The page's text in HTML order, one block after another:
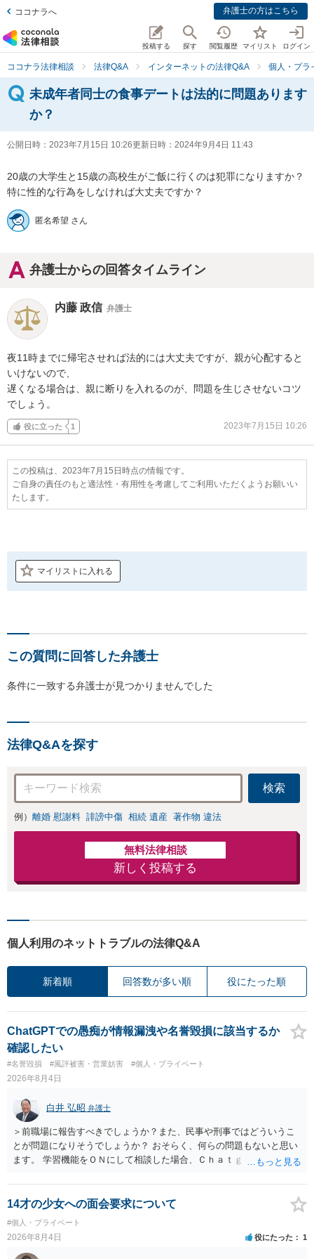
ココナラへ 弁護士の方はこちら
投稿する 探す 閲覧履歴 マイリスト ログイン
ココナラ法律相談 法律Q&A インターネットの法律Q&A 個人・プラ
未成年者同士の食事デートは法的に問題あります
か？
公開日時： 2023年7月15日 10:26更新日時： 2024年9月4日 11:43
20歳の大学生と15歳の高校生がご飯に行くのは犯罪になりますか？
特に性的な行為をしなければ大丈夫ですか？
匿名希望 さん
弁護士からの回答タイムライン
内藤 政信 弁護士
夜11時までに帰宅させれば法的には大丈夫ですが、親が心配すると
いけないので、
遅くなる場合は、親に断りを入れるのが、問題を生じさせないコツ
でしょう。
役に立った 1 2023年7月15日 10:26
この投稿は、2023年7月15日時点の情報です。
ご自身の責任のもと適法性・有用性を考慮してご利用いただくようお願いい
たします。
マイリストに入れる
この質問に回答した弁護士
条件に一致する弁護士が見つかりませんでした
法律Q&Aを探す
検索
例） 離婚 慰謝料 誹謗中傷 相続 遺産 著作物 違法
無料法律相談
新しく投稿する
個人利用のネットトラブルの法律Q&A
新着順 回答数が多い順 役にたった順
ChatGPTでの愚痴が情報漏洩や名誉毀損に該当するか
確認したい
#名誉毀損 #風評被害・営業妨害 #個人・プライベート
2026年8月4日
白井 弘昭 弁護士
＞前職場に報告すべきでしょうか？また、民事や刑事ではどういうこ
とが問題になりそうでしょうか？ おそらく、何らの問題もないと思い
ます。 学習機能をＯＮにして相談した場合、Ｃｈａｔｇｐｔがｏｐｅ
する可能性がありますが、個人名や会社名を特定していない限り、一
般論として抽象化されて回答に織り込まれる可能性が生じるにすぎま
せんので、その情報自体が、秘密情報に当たるとは思えませんし、名
誉棄損として、個人や会社に対する誹謗中傷の不特定多数への公開に
当たるとも思われません。 もちろん、誰がその内容をｃｈａｔｇｐｔ
14才の少女への面会要求について
#個人・プライベート
2026年8月4日 役にたった 1